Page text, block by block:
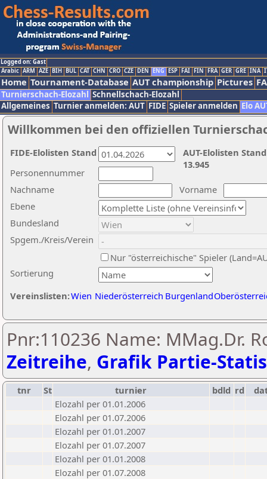
Logged on: Gast
Arabic ARM AZE BIH BUL CAT CHN CRO CZE DEN ENG ESP FAI FIN FRA GER GRE INA
Home Tournament-Database AUT championship Pictures
Turnierschach-Elozahl Schnellschach-Elozahl
Allgemeines Turnier anmelden: AUT FIDE Spieler anmelden Elo
Willkommen bei den offiziellen
Nachname
Vorname
Ebene
Sortierung
Personennummer
Bundesland
Spgem./Kreis/Verein
Nur "österreichische" Spieler
Vereinslisten:Wien Niederösterreich Burgenland
AUT-Elolisten
13.945
FIDE-Elolisten Stand
Pnr:110236 Name: MMag.Dr.
Zeitreihe, Grafik Partie-
tnr St turnier bdld rd
Elozahl per 01.01.2006
Elozahl per 01.07.2006
Elozahl per 01.01.2007
Elozahl per 01.07.2007
Elozahl per 01.01.2008
Elozahl per 01.07.2008